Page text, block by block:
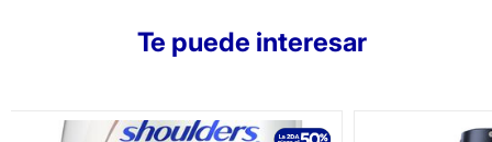
Te puede interesar